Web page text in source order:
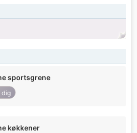
sportsgrene
køkkener